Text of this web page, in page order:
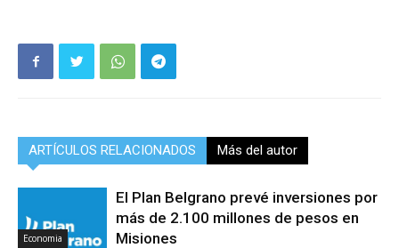
ARTÍCULOS RELACIONADOS Más del autor
Economia
El Plan Belgrano prevé inversiones por
más de 2.100 millones de pesos en
Misiones